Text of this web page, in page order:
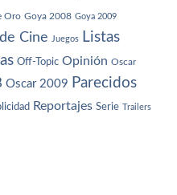
Oro Goya 2008 Goya 2009
Cine Juegos Listas
Off-Topic Opinión Oscar
Oscar 2009 Parecidos
Reportajes Serie Trailers